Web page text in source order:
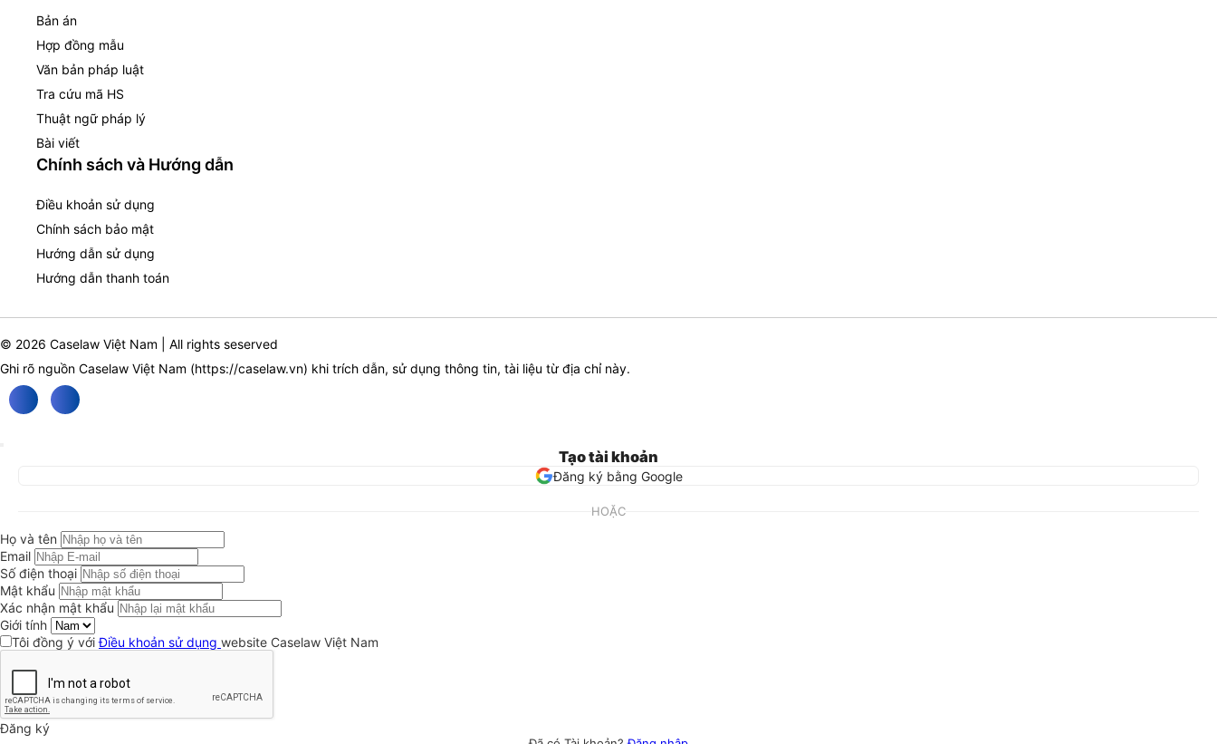
Bản án
Hợp đồng mẫu
Văn bản pháp luật
Tra cứu mã HS
Thuật ngữ pháp lý
Bài viết
Chính sách và Hướng dẫn
Điều khoản sử dụng
Chính sách bảo mật
Hướng dẫn sử dụng
Hướng dẫn thanh toán
© 2026 Caselaw Việt Nam | All rights seserved
Ghi rõ nguồn Caselaw Việt Nam (https://caselaw.vn) khi trích dẫn, sử dụng thông tin, tài liệu từ địa chỉ này.
Tạo tài khoản
Đăng ký bằng Google
HOẶC
Họ và tên
Email
Số điện thoại
Mật khẩu
Xác nhận mật khẩu
Giới tính
Tôi đồng ý vớiĐiều khoản sử dụng website Caselaw Việt Nam
Đăng ký